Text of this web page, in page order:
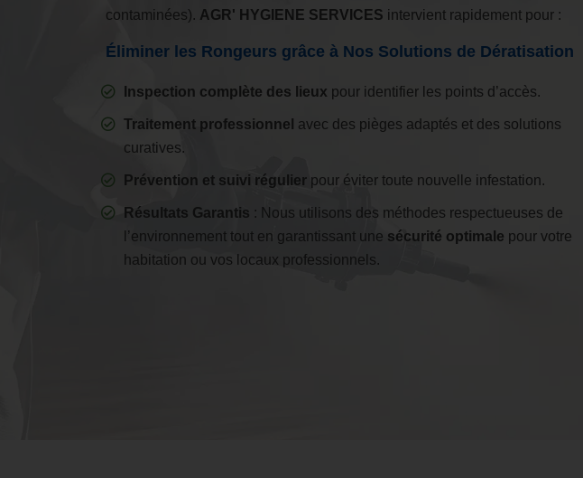
contaminées). AGR' HYGIENE SERVICES intervient rapidement pour :
Éliminer les Rongeurs grâce à Nos Solutions de Dératisation
Inspection complète des lieux pour identifier les points d’accès.
Traitement professionnel avec des pièges adaptés et des solutions
curatives.
Prévention et suivi régulier pour éviter toute nouvelle infestation.
Résultats Garantis : Nous utilisons des méthodes respectueuses de
l’environnement tout en garantissant une sécurité optimale pour votre
habitation ou vos locaux professionnels.